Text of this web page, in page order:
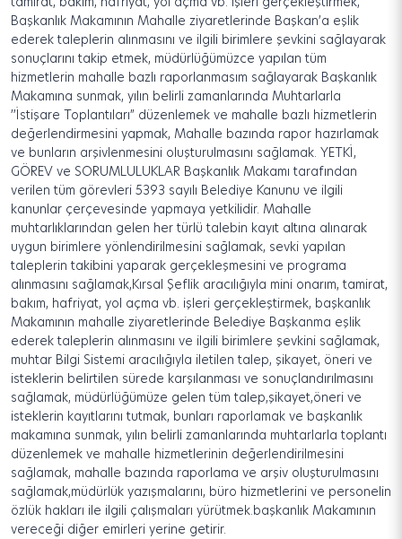
Başkanlık Makamının Mahalle ziyaretlerinde Başkan’a eşlik
ederek taleplerin alınmasını ve ilgili birimlere şevkini sağlayarak
sonuçlarını takip etmek, müdürlüğümüzce yapılan tüm
hizmetlerin mahalle bazlı raporlanmasım sağlayarak Başkanlık
Makamına sunmak, yılın belirli zamanlarında Muhtarlarla
’’İstişare Toplantıları” düzenlemek ve mahalle bazlı hizmetlerin
değerlendirmesini yapmak, Mahalle bazında rapor hazırlamak
ve bunların arşivlenmesini oluşturulmasını sağlamak. YETKİ,
GÖREV ve SORUMLULUKLAR Başkanlık Makamı tarafından
verilen tüm görevleri 5393 sayılı Belediye Kanunu ve ilgili
kanunlar çerçevesinde yapmaya yetkilidir. Mahalle
muhtarlıklarından gelen her türlü talebin kayıt altına alınarak
uygun birimlere yönlendirilmesini sağlamak, sevki yapılan
taleplerin takibini yaparak gerçekleşmesini ve programa
alınmasını sağlamak,Kırsal Şeflik aracılığıyla mini onarım, tamirat,
bakım, hafriyat, yol açma vb. işleri gerçekleştirmek, başkanlık
Makamının mahalle ziyaretlerinde Belediye Başkanma eşlik
ederek taleplerin alınmasını ve ilgili birimlere şevkini sağlamak,
muhtar Bilgi Sistemi aracılığıyla iletilen talep, şikayet, öneri ve
isteklerin belirtilen sürede karşılanması ve sonuçlandırılmasını
sağlamak, müdürlüğümüze gelen tüm talep,şikayet,öneri ve
isteklerin kayıtlarını tutmak, bunları raporlamak ve başkanlık
makamına sunmak, yılın belirli zamanlarında muhtarlarla toplantı
düzenlemek ve mahalle hizmetlerinin değerlendirilmesini
sağlamak, mahalle bazında raporlama ve arşiv oluşturulmasını
sağlamak,müdürlük yazışmalarını, büro hizmetlerini ve personelin
özlük hakları ile ilgili çalışmaları yürütmek.başkanlık Makamının
vereceği diğer emirleri yerine getirir.